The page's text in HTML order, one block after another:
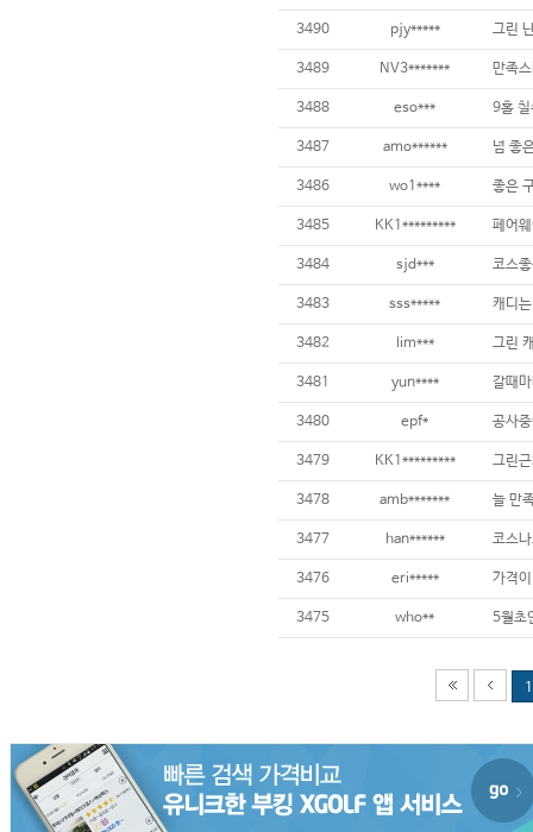
3490 pjy*****
3489 NV3******* 만족
3488 eso*** 9홀
3487 amo******
3486 wo1****
3485 KK1*********
3484 sjd*** 코스
3483 sss*****
3482 lim***
3481 yun****
3480 epf*
3479 KK1*********
3478 amb******* 늘 만
3477 han******
3476 eri***** 가격
3475 who**
1